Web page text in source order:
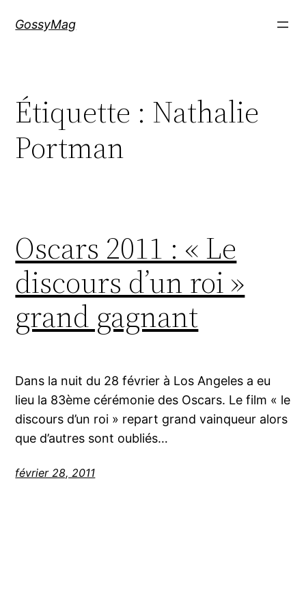
GossyMag
Étiquette : Nathalie
Portman
Oscars 2011 : « Le
discours d’un roi »
grand gagnant
Dans la nuit du 28 février à Los Angeles a eu
lieu la 83ème cérémonie des Oscars. Le film « le
discours d’un roi » repart grand vainqueur alors
que d’autres sont oubliés…
février 28, 2011